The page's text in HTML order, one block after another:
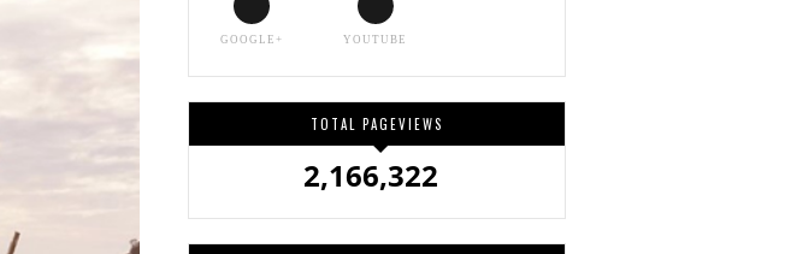
GOOGLE+ YOUTUBE
TOTAL PAGEVIEWS
2,166,322